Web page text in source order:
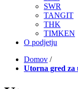
SWR
TANGIT
THK
TIMKEN
O podjetju
Domov /
Utorna gred za